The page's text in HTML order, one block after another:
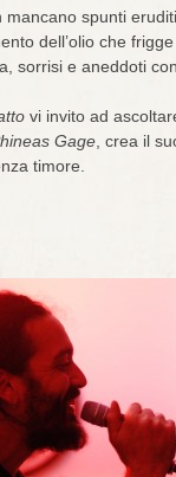
spunti
dell’olio che
sorrisi e aneddoti
vi invito ad
Gage , crea il
timore.